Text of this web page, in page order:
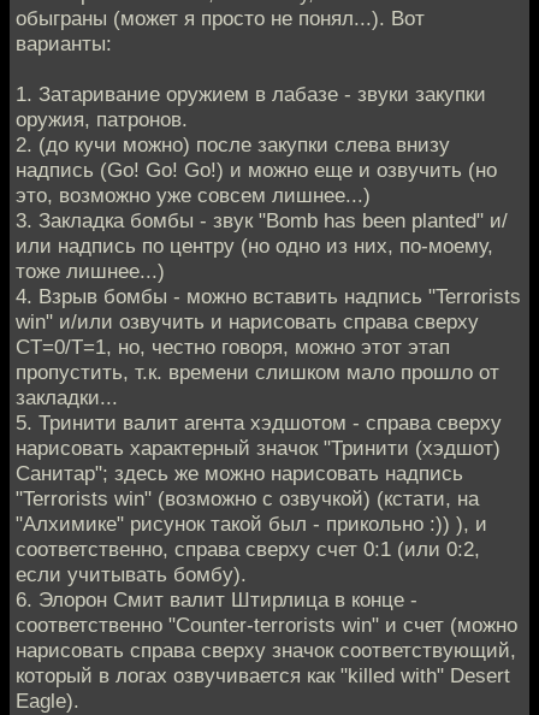
обыграны (может я просто не понял...). Вот
варианты:
1. Затаривание оружием в лабазе - звуки закупки
оружия, патронов.
2. (до кучи можно) после закупки слева внизу
надпись (Go! Go! Go!) и можно еще и озвучить (но
это, возможно уже совсем лишнее...)
3. Закладка бомбы - звук "Bomb has been planted" и/
или надпись по центру (но одно из них, по-моему,
тоже лишнее...)
4. Взрыв бомбы - можно вставить надпись "Terrorists
win" и/или озвучить и нарисовать справа сверху
CT=0/T=1, но, честно говоря, можно этот этап
пропустить, т.к. времени слишком мало прошло от
закладки...
5. Тринити валит агента хэдшотом - справа сверху
нарисовать характерный значок "Тринити (хэдшот)
Санитар"; здесь же можно нарисовать надпись
"Terrorists win" (возможно с озвучкой) (кстати, на
"Алхимике" рисунок такой был - прикольно :)) ), и
соответственно, справа сверху счет 0:1 (или 0:2,
если учитывать бомбу).
6. Элорон Смит валит Штирлица в конце -
соответственно "Counter-terrorists win" и счет (можно
нарисовать справа сверху значок соответствующий,
который в логах озвучивается как "killed with" Desert
Eagle).